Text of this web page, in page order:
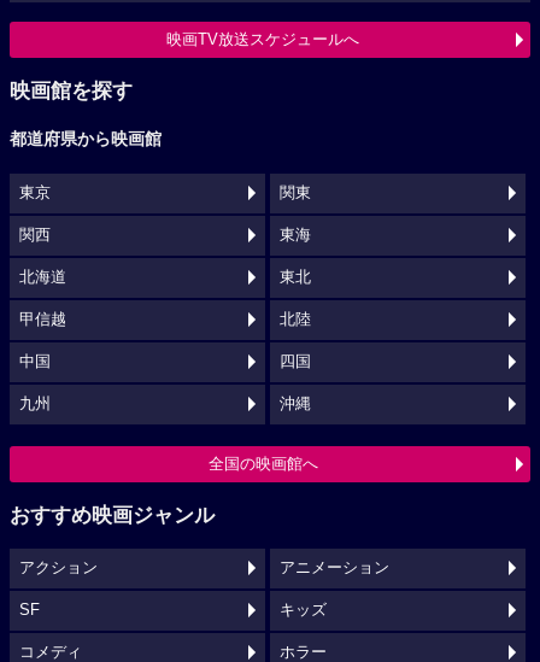
映画TV放送スケジュールへ
映画館を探す
都道府県から映画館
東京 関東
関西 東海
北海道 東北
甲信越 北陸
中国 四国
九州 沖縄
全国の映画館へ
おすすめ映画ジャンル
アクション アニメーション
SF キッズ
コメディ ホラー